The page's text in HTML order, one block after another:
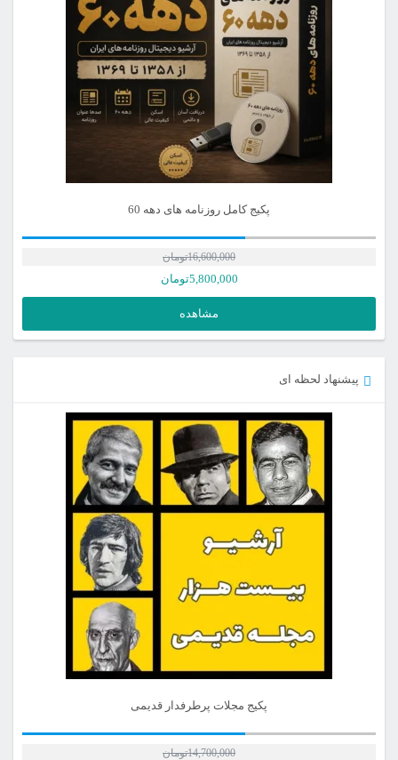
پکیج کامل روزنامه های دهه 60
16,600,000تومان
5,800,000تومان
مشاهده
پیشنهاد لحظه ای
پکیج مجلات پرطرفدار قدیمی
14,700,000تومان